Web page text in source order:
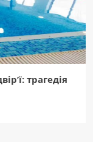
трагедія